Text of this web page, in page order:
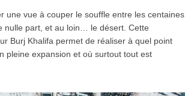
une vue à couper le souffle entre les centaines
nulle part, et au loin… le désert. Cette
Burj Khalifa permet de réaliser à quel point
pleine expansion et où surtout tout est